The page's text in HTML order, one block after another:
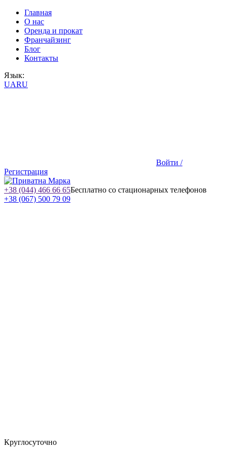
Главная
О нас
Оренда и прокат
Франчайзинг
Блог
Контакты
Язык:
UARU
Войти /
Регистрация
+38 (044) 466 66 65Бесплатно со стационарных телефонов
+38 (067) 500 79 09
Круглосуточно